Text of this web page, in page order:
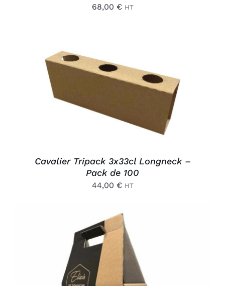
68,00 € HT
AJOUTER AU PANIER
/
DÉTAILS
Cavalier Tripack 3x33cl Longneck –
Pack de 100
44,00 € HT